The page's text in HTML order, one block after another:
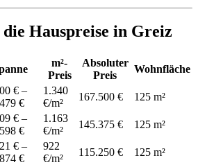
Hauspreise in Greiz
m²-
Preis
Absoluter
Preis
Wohnfläche
€ –
€
1.340
€/m²
167.500 € 125 m²
€ –
€
1.163
€/m²
145.375 € 125 m²
€ –
€
922
€/m²
115.250 € 125 m²